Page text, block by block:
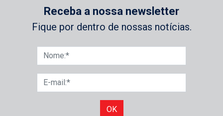
Receba a nossa newsletter
Fique por dentro de nossas notícias.
OK